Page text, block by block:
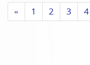
« 1 2 3 4